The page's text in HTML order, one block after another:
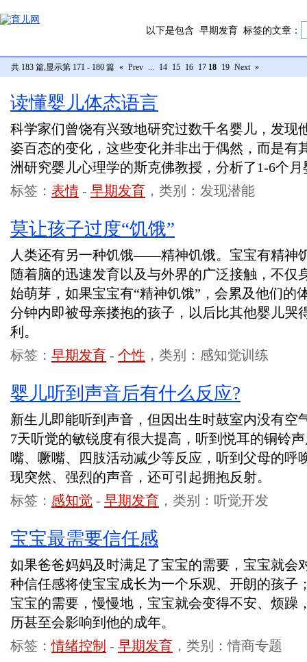
以下是包含 早期发育 标签的文章：
共 183 篇,显示第 171 - 180 篇 « Prev ... 14 15 16 17 18 19 Next »
读懂婴儿体态语言
科学家们曾饶有兴致地研究过数千名婴儿，发现
姿百态的变化，这些变化并非出于偶然，而是有
洲研究婴儿心理学的斯克佛教授，分析了1-6个
标签： 表情 - 早期发育 ，类别：发现潜能
莫让孩子过度“饥饿”
人类还有另一种饥饿——精神饥饿。宝宝有精神
随着脑的迅速发育以及与外界的广泛接触，不仅
始萌芽，如果宝宝有“精神饥饿”，会累及他们的
分钟内即被母亲搂抱的孩子，以后比其他婴儿哭
利。
标签： 早期发育 - 个性 ，类别：感知觉训练
婴儿听到声音后有什么反应?
新生儿即能听到声音，但因出生时鼓室内没有空
7天听觉的敏锐度有很大提高，听到悦耳的铜铃
嘴、噘嘴、四肢活动减少等反应，听到父母的呼
现突然、强烈的声音，还可引起拥抱反射。
标签： 感知觉 - 早期发育 ，类别：听觉开发
宝宝最需要信任感
如果爸爸妈妈及时满足了宝宝的需要，宝宝就会
种信任感将使宝宝成长为一个乐观、开朗的孩子
宝宝的需要，慢慢地，宝宝就会变得不安、烦躁
历甚至会影响到他的成年。
标签：情绪控制 - 早期发育 ，类别：情商专题